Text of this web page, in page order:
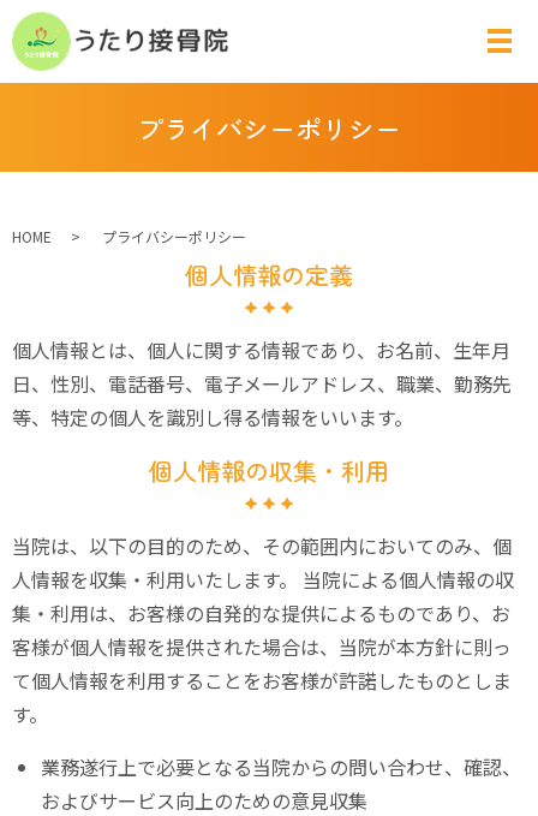
プライバシーポリシー
HOME プライバシーポリシー
個人情報の定義
個人情報とは、個人に関する情報であり、お名前、生年月
日、性別、電話番号、電子メールアドレス、職業、勤務先
等、特定の個人を識別し得る情報をいいます。
個人情報の収集・利用
当院は、以下の目的のため、その範囲内においてのみ、個
人情報を収集・利用いたします。 当院による個人情報の収
集・利用は、お客様の自発的な提供によるものであり、お
客様が個人情報を提供された場合は、当院が本方針に則っ
て個人情報を利用することをお客様が許諾したものとしま
す。
業務遂行上で必要となる当院からの問い合わせ、確認、
およびサービス向上のための意見収集